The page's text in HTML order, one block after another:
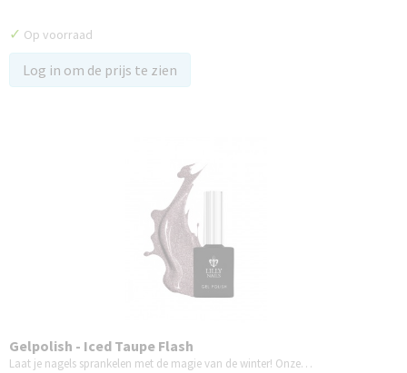
✓ Op voorraad
Log in om de prijs te zien
Gelpolish - Iced Taupe Flash
Laat je nagels sprankelen met de magie van de winter! Onze…